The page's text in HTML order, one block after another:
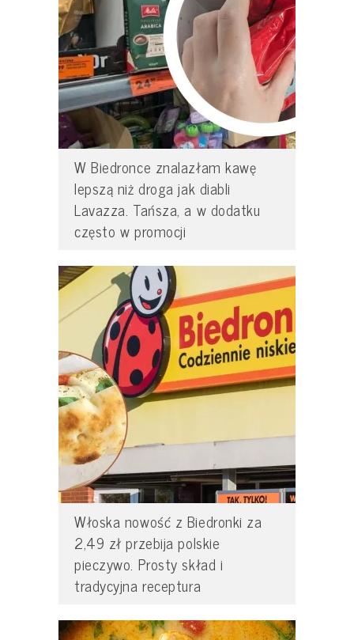
W Biedronce znalazłam kawę
lepszą niż droga jak diabli
Lavazza. Tańsza, a w dodatku
często w promocji
Włoska nowość z Biedronki za
2,49 zł przebija polskie
pieczywo. Prosty skład i
tradycyjna receptura